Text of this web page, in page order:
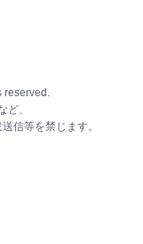
reserved.
ど、
信等を禁じます。